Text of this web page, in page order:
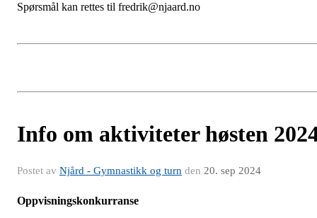
Spørsmål kan rettes til fredrik@njaard.no
Info om aktiviteter høsten
Postet av Njård - Gymnastikk og turn den 20. sep 2024
Oppvisningskonkurranse